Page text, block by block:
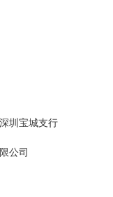
圳宝城支行
公司